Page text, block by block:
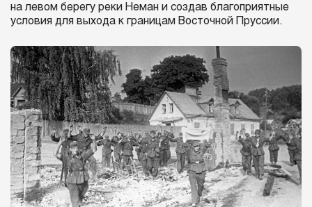
на левом берегу реки Неман и создав благоприятные
условия для выхода к границам Восточной Пруссии.